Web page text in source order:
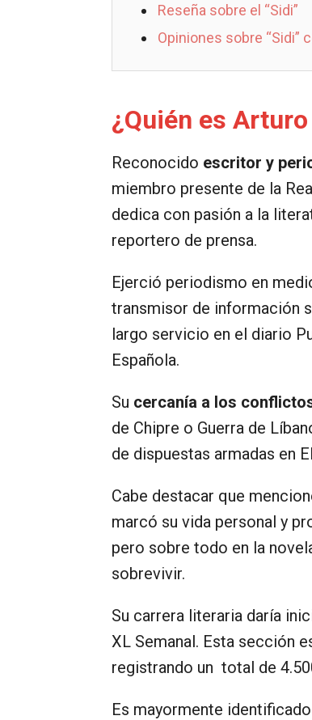
Reseña sobre el “Sidi”
Opiniones sobre “Sidi”
¿Quién es
Reconocido escritor y
miembro presente de la
dedica con pasión a la
reportero de prensa.
Ejerció periodismo en
transmisor de información
largo servicio en el diario
Española.
Su cercanía a los
de Chipre o Guerra de
de dispuestas armadas en
Cabe destacar que
marcó su vida personal y
pero sobre todo en la
sobrevivir.
Su carrera literaria daría
XL Semanal. Esta sección
registrando un total de
Es mayormente